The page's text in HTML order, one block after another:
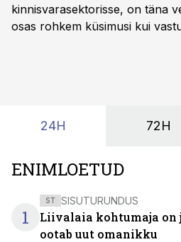
kinnisvarasektorisse, on täna
osas rohkem küsimusi kui
24H 72H
ENIMLOETUD
1
ST SISUTURUNDUS
Liivalaia kohtumaja on
ootab uut omanikku